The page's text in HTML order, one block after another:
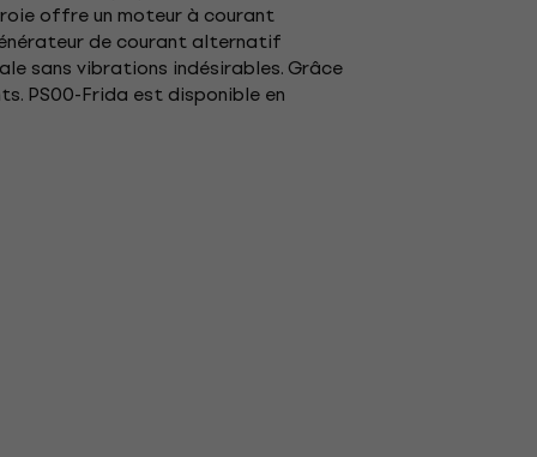
offre un moteur à courant
de courant alternatif
sans vibrations indésirables. Grâce
PS00-Frida est disponible en